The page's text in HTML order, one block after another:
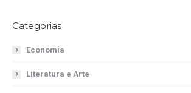
Categorias
Economia
Literatura e Arte